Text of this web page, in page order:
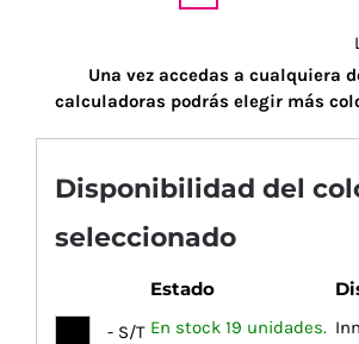
Una vez accedas a cualquiera
calculadoras podrás elegir más
Disponibilidad del
seleccionado
Estado
- S/T En stock 19 unidades.